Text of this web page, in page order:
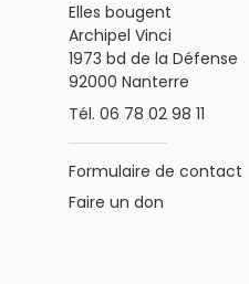
Elles bougent
Archipel Vinci
1973 bd de la Défense
92000 Nanterre
Tél.06 78 02 98 11
Formulaire de contact
Faire un don